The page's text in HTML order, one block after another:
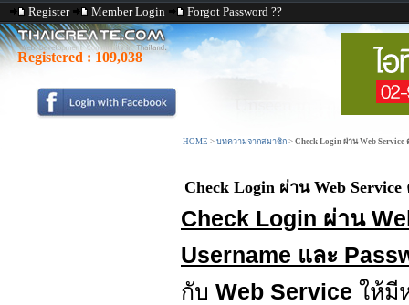
Register Member Login Forgot Password ??
Registered : 109,038
HOME > บทความจากสมาชิก > Check Login ผ่าน Web
Check Login ผ่าน Web
Check Login ผ่าน
Username และ
กับ Web Service ให้มี